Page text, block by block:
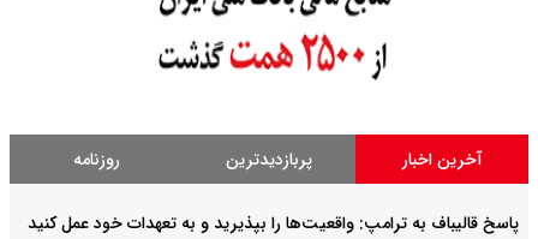
آخرین اخبار پربازدیدترین روزنامه
پاسخ قالیباف به ترامپ: واقعیت‌ها را بپذیرید و به تعهدات خود عمل کنید